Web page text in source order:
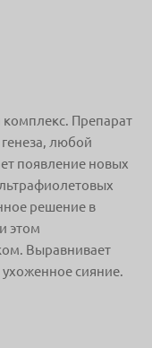
Препарат
любой
появление новых
решение в
этом
Выравнивает
сияние.